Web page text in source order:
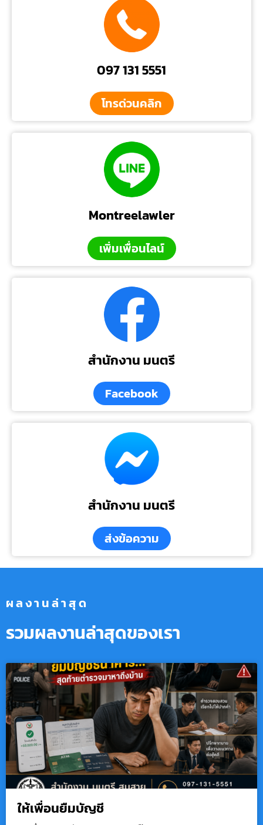
097 131 5551
โทรด่วนคลิก
Montreelawler
เพิ่มเพื่อนไลน์
สำนักงาน มนตรี
Facebook
สำนักงาน มนตรี
ส่งข้อความ
ผลงานล่าสุด
รวมผลงานล่าสุดของเรา
ให้เพื่อนยืมบัญชี